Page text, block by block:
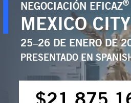
NEGOCIACIÓN EFICAZ®
MEXICO CITY
25–26 DE ENERO DE
PRESENTADO EN